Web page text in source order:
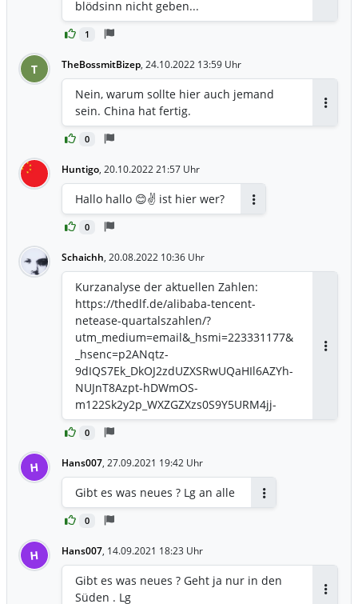
1
blödsinn nicht geben...
T TheBossmitBizep, 24.10.2022 13:59 Uhr
0
Nein, warum sollte hier auch jemand
sein. China hat fertig.
Huntigo, 20.10.2022 21:57 Uhr
0
Hallo hallo 😊✌️ ist hier wer?
Schaichh, 20.08.2022 10:36 Uhr
0
Kurzanalyse der aktuellen Zahlen:
https://thedlf.de/alibaba-tencent-
netease-quartalszahlen/?
utm_medium=email&_hsmi=223331177&
_hsenc=p2ANqtz-
9dIQS7Ek_DkOJ2zdUZXSRwUQaHIl6AZYh-
NUJnT8Azpt-hDWmOS-
m122Sk2y2p_WXZGZXzs0S9Y5URM4jj-
jMgkOF9Hg&utm_content=223331177&ut
m_source=hs_email
H Hans007, 27.09.2021 19:42 Uhr
0
Gibt es was neues ? Lg an alle
H Hans007, 14.09.2021 18:23 Uhr
Gibt es was neues ? Geht ja nur in den
Süden . Lg